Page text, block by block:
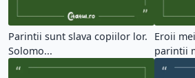
Parintii sunt slava copiilor lor.
Solomo...
Eroii
parintii